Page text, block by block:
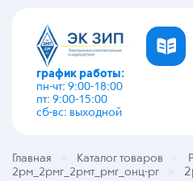
график работы:
пн-чт: 9:00-18:00
пт: 9:00-15:00
сб-вс: выходной
Главная Каталог товаров
2рм_2рмг_2рмт_рмг_онц-рг